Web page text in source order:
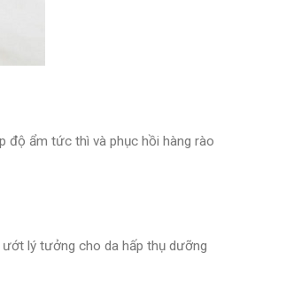
độ ẩm tức thì và phục hồi hàng rào
lý tưởng cho da hấp thụ dưỡng